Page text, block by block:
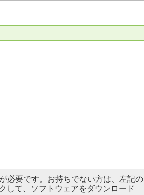
必要です。お持ちでない方は、左記の
して、ソフトウェアをダウンロード